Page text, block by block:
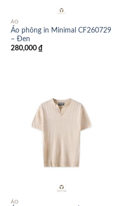
ÁO
Áo phông in Minimal CF260729
– Đen
280,000 ₫
ÁO